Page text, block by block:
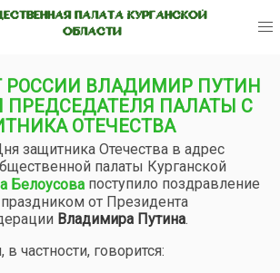
ПАЛАТА КУРГАНСКОЙ
ОБЛАСТИ
РОССИИ ВЛАДИМИР ПУТИН
ПРЕДСЕДАТЕЛЯ ПАЛАТЫ С
ОТЕЧЕСТВА
защитника Отечества в адрес
палаты Курганской
Белоусова поступило поздравление
от Президента
Владимира Путина.
частности, говорится: